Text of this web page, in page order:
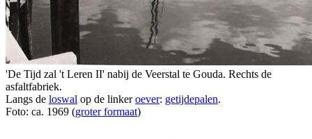
'De Tijd zal 't Leren II' nabij de Veerstal te Gouda. Rechts de
asfaltfabriek.
Langs de loswal op de linkeroever: getijdepalen.
Foto: ca. 1969 (groter formaat)